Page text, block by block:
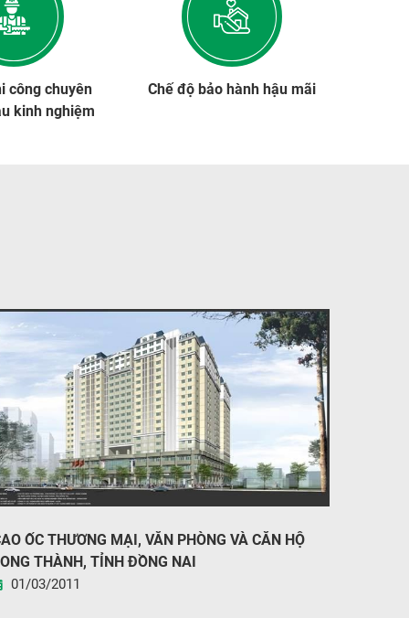
công chuyên
kinh nghiệm
Chế độ bảo hành hậu mãi
ỐC THƯƠNG MẠI, VĂN PHÒNG VÀ CĂN HỘ
THÀNH, TỈNH ĐỒNG NAI
01/03/2011